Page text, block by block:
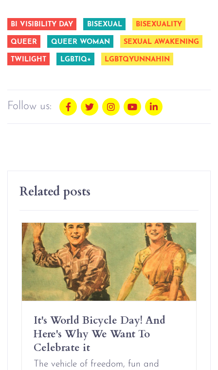
BI VISIBILITY DAY BISEXUAL BISEXUALITY
QUEER QUEER WOMAN SEXUAL AWAKENING
TWILIGHT LGBTIQ+ LGBTQYUNNAHIN
Follow us:
Related posts
It's World Bicycle Day! And
Here's Why We Want To
Celebrate it
The vehicle of freedom, fun and